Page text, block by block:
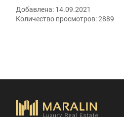
Добавлена: 14.09.2021
Количество просмотров:2889